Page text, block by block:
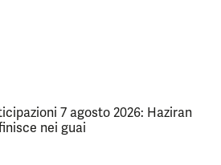
7 agosto 2026: Haziran
nei guai